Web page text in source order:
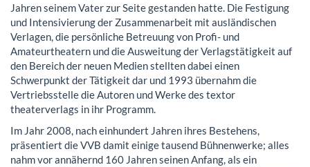
Jahren seinem Vater zur Seite gestanden hatte. Die Festigung
und Intensivierung der Zusammenarbeit mit ausländischen
Verlagen, die persönliche Betreuung von Profi- und
Amateurtheatern und die Ausweitung der Verlagstätigkeit auf
den Bereich der neuen Medien stellten dabei einen
Schwerpunkt der Tätigkeit dar und 1993 übernahm die
Vertriebsstelle die Autoren und Werke des textor
theaterverlags in ihr Programm.
Im Jahr 2008, nach einhundert Jahren ihres Bestehens,
präsentiert die VVB damit einige tausend Bühnenwerke; alles
nahm vor annähernd 160 Jahren seinen Anfang, als ein